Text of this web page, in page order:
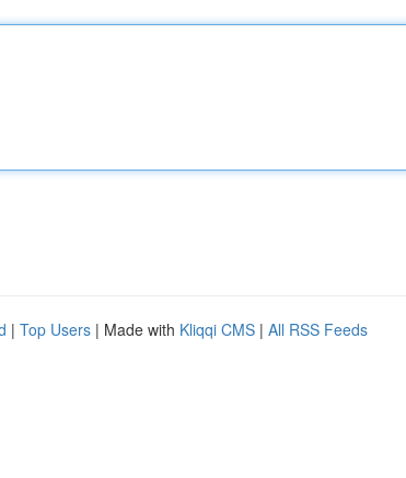
| Top Users | Made with Kliqqi CMS | All RSS Feeds